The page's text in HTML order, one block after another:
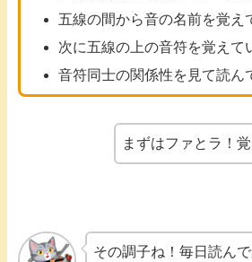
五線の間から音の名前を覚え
次に五線の上の音符を覚えて
音符同士の関係性を見て読ん
まずはファとラ！覚
その調子ね！毎日読ん